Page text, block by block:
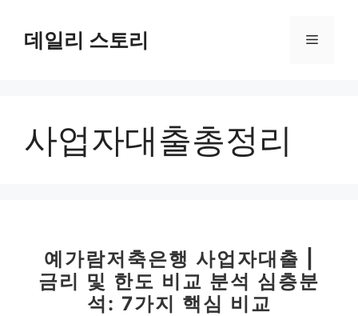
데일리 스토리 메
사업자대출총정리
예가람저축은행 사업자대출 |
금리 및 한도 비교 분석 심층분
석: 7가지 핵심 비교